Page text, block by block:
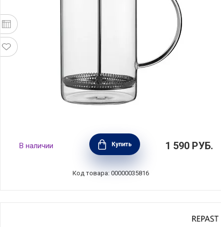
Френч-пресс 1 л, стекло+пластик,
прозрачный, Anna Lafarg, ANLAF-72656R
В наличии Купить 1 590 РУБ.
Код товара: 00000035816